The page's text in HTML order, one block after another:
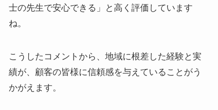
士の先生で安心できる」と高く評価しています
ね。
こうしたコメントから、地域に根差した経験と実
績が、顧客の皆様に信頼感を与えていることがう
かがえます。